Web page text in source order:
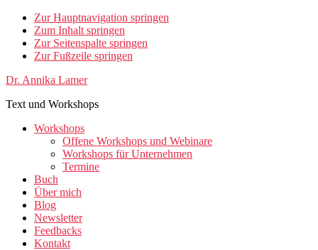
Zur Hauptnavigation springen
Zum Inhalt springen
Zur Seitenspalte springen
Zur Fußzeile springen
Dr. Annika Lamer
Text und Workshops
Workshops
Offene Workshops und Webinare
Workshops für Unternehmen
Termine
Buch
Über mich
Blog
Newsletter
Feedbacks
Kontakt